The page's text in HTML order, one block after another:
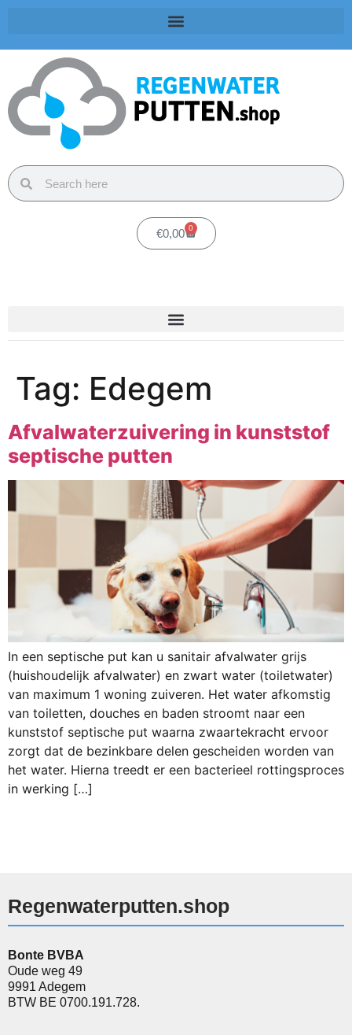
€0,00 0
Tag: Edegem
Afvalwaterzuivering in kunststof
septische putten
In een septische put kan u sanitair afvalwater grijs
(huishoudelijk afvalwater) en zwart water (toiletwater)
van maximum 1 woning zuiveren. Het water afkomstig
van toiletten, douches en baden stroomt naar een
kunststof septische put waarna zwaartekracht ervoor
zorgt dat de bezinkbare delen gescheiden worden van
het water. Hierna treedt er een bacterieel rottingsproces
in werking […]
Regenwaterputten.shop
Bonte BVBA
Oude weg 49
9991 Adegem
BTW BE 0700.191.728.